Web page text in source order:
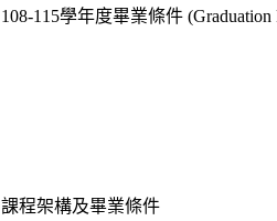
108-115學年度畢業條件 (Graduation
課程架構及畢業條件